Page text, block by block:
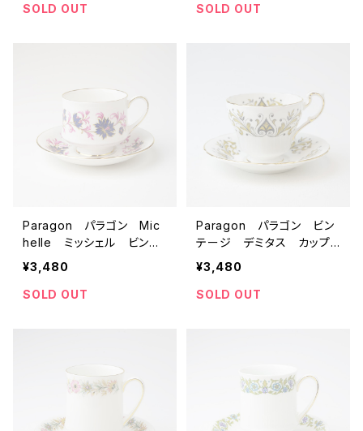
ーカップ ティーカップ
SOLD OUT
ップ ティーカップ
SOLD OUT
Paragon パラゴン Mic
helle ミッシェル ビンテ
ージ デミタス カップ＆ソ
ーサー 【イギリス】 アン
ティーク コーヒーカッ
¥3,480
SOLD OUT
Paragon パラゴン ビン
テージ デミタス カップ＆
ソーサー 【イギリス】 ア
ンティーク コーヒーカッ
プ ティーカップ
¥3,480
SOLD OUT